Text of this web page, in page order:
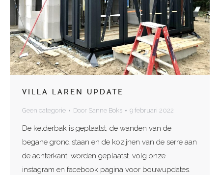
VILLA LAREN UPDATE
Geen categorie Door Sanne Boks 9 februari 2022
De kelderbak is geplaatst, de wanden van de
begane grond staan en de kozijnen van de serre aan
de achterkant. worden geplaatst. volg onze
instagram en facebook pagina voor bouwupdates.